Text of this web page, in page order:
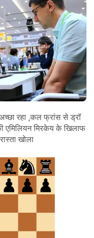
रहा ,कल फ्रांस से ड्रॉ
एमिलियन मिरकेय के खिलाफ
खोला